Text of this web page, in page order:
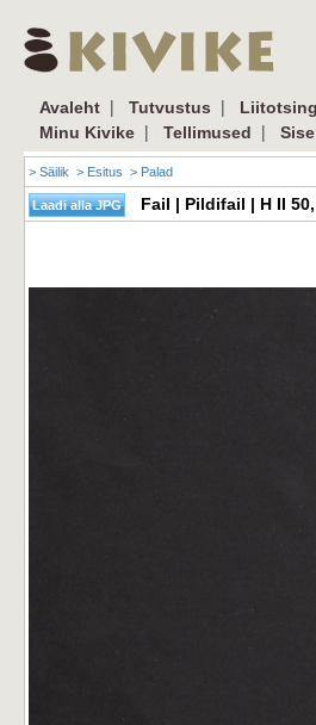
Avaleht | Tutvustus | Liitotsing
Minu Kivike | Tellimused |
> Säilik > Esitus > Palad
Fail | Pildifail | H II